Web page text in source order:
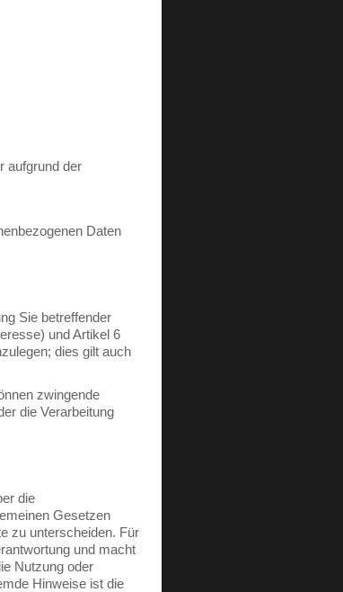
aufgrund der
Daten
Sie betreffender
und Artikel 6
dies gilt auch
zwingende
die Verarbeitung
die
Gesetzen
zu unterscheiden. Für
und macht
Nutzung oder
Hinweise ist die